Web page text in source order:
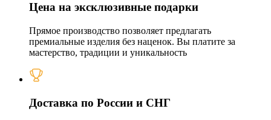
Цена на эксклюзивные подарки
Прямое производство позволяет предлагать
премиальные изделия без наценок. Вы платите за
мастерство, традиции и уникальность
Доставка по России и СНГ